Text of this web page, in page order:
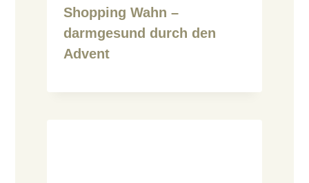
Shopping Wahn –
darmgesund durch den
Advent